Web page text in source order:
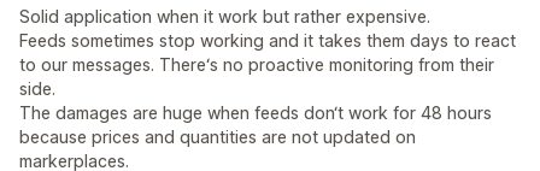
Solid application when it work but rather expensive.
Feeds sometimes stop working and it takes them days to react
to our messages. There‘s no proactive monitoring from their
side.
The damages are huge when feeds don‘t work for 48 hours
because prices and quantities are not updated on
markerplaces.